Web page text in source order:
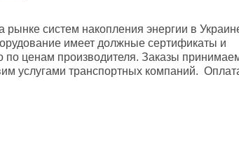
систем накопления энергии в
имеет должные сертификаты и
ценам производителя. Заказы
услугами транспортных компаний.